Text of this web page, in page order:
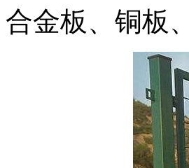
合金板、铜板